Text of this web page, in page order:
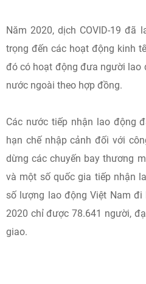
Năm 2020, dịch COVID-19 đã
trọng đến các hoạt động kinh
đó có hoạt động đưa người lao
nước ngoài theo hợp đồng.
Các nước tiếp nhận lao động
hạn chế nhập cảnh đối với
dừng các chuyến bay thương
và một số quốc gia tiếp nhận
số lượng lao động Việt Nam
2020 chỉ được 78.641 người,
giao.